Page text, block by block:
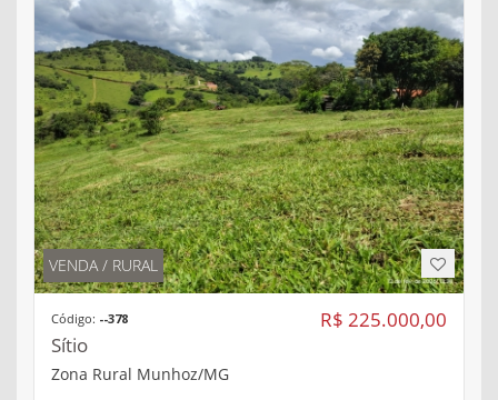
VENDA / RURAL
R$ 225.000,00
Código: --378
Sítio
Zona Rural Munhoz/MG